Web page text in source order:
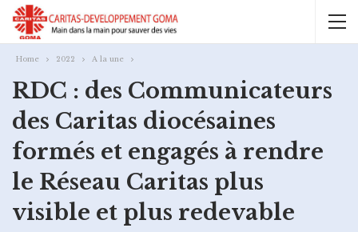
Home 2022 A la une
RDC : des Communicateurs
des Caritas diocésaines
formés et engagés à rendre
le Réseau Caritas plus
visible et plus redevable